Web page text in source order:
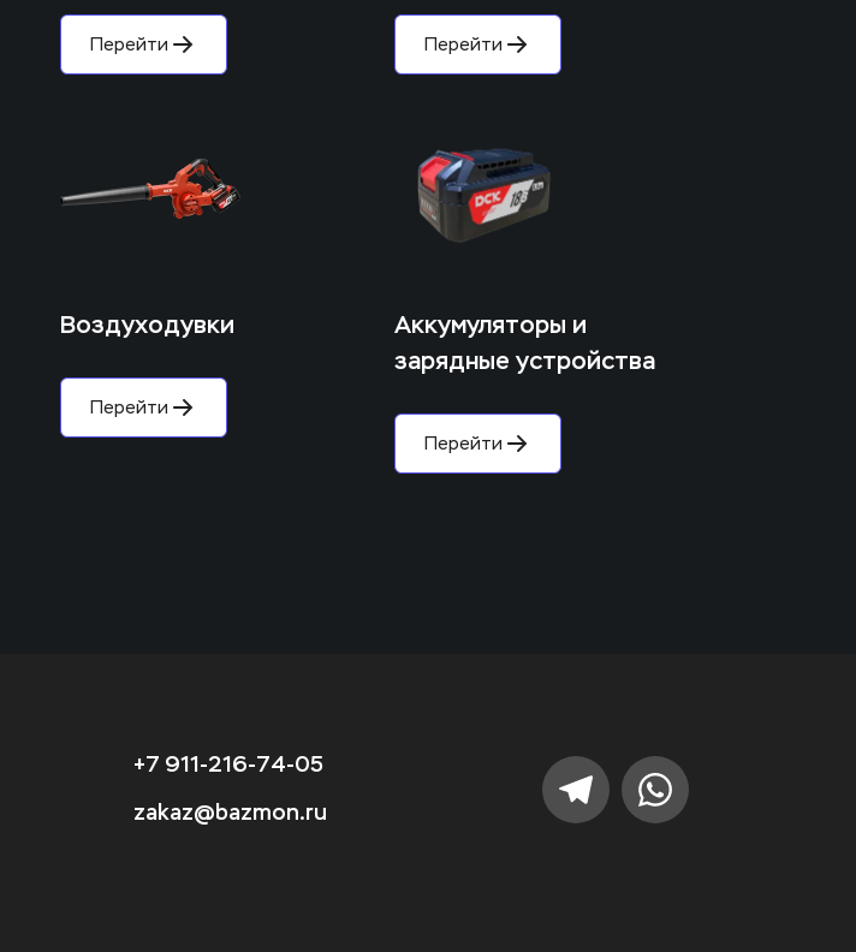
Перейти Перейти
Воздуходувки
Перейти
Аккумуляторы и
зарядные устройства
Перейти
+7 911-216-74-05
zakaz@bazmon.ru